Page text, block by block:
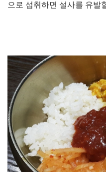
으로 섭취하면 설사를 유발